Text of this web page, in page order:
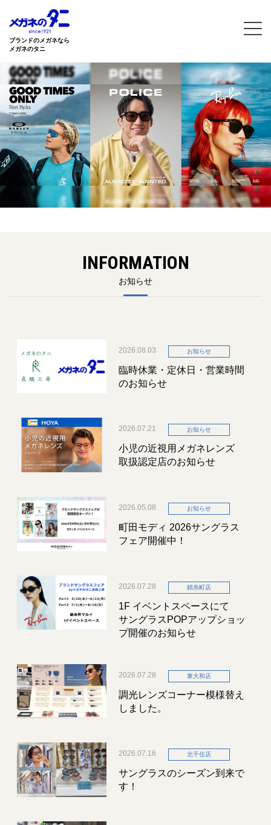
ブランドのメガネなら
メガネのタニ
INFORMATION
お知らせ
2026.08.03 お知らせ
臨時休業・定休日・営業時間
のお知らせ
2026.07.21 お知らせ
小児の近視用メガネレンズ
取扱認定店のお知らせ
2026.05.08 お知らせ
町田モディ 2026サングラス
フェア開催中！
2026.07.28 錦糸町店
1F イベントスペースにて
サングラスPOPアップショッ
プ開催のお知らせ
2026.07.28 東大和店
調光レンズコーナー模様替え
しました。
2026.07.16 北千住店
サングラスのシーズン到来で
す！